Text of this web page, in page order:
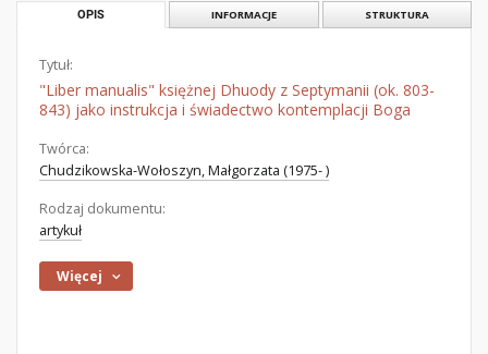
OPIS INFORMACJE STRUKTURA
Tytuł:
"Liber manualis" księżnej Dhuody z Septymanii (ok. 803-
843) jako instrukcja i świadectwo kontemplacji Boga
Twórca:
Chudzikowska-Wołoszyn, Małgorzata (1975- )
Rodzaj dokumentu:
artykuł
Więcej